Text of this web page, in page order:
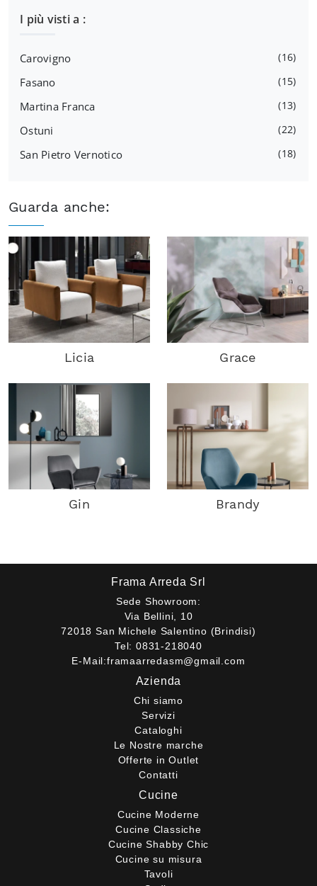
I più visti a :
Carovigno 16
Fasano 15
Martina Franca 13
Ostuni 22
San Pietro Vernotico 18
Guarda anche:
Licia Grace
Gin Brandy
Frama Arreda Srl
Sede Showroom:
Via Bellini, 10
72018 San Michele Salentino (Brindisi)
Tel: 0831-218040
E-Mail:framaarredasm@gmail.com
Azienda
Chi siamo
Servizi
Cataloghi
Le Nostre marche
Offerte in Outlet
Contatti
Cucine
Cucine Moderne
Cucine Classiche
Cucine Shabby Chic
Cucine su misura
Tavoli